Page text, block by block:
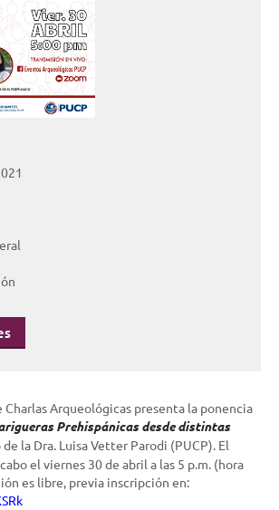
Charlas Arqueológicas presenta la ponencia
Prehispánicas desde distintas
de la Dra. Luisa Vetter Parodi (PUCP). El
el viernes 30 de abril a las 5 p.m. (hora
es libre, previa inscripción en: